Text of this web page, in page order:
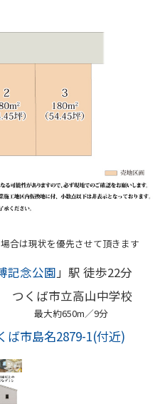
合は現状を優先させて頂きます
記念公園」駅 徒歩22分
つくば市立高山中学校
最大約650m／9分
ば市島名2879-1(付近)